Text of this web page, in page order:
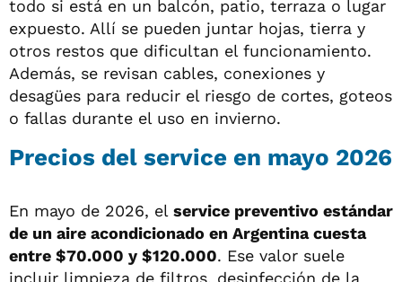
todo si está en un balcón, patio, terraza o lugar
expuesto. Allí se pueden juntar hojas, tierra y
otros restos que dificultan el funcionamiento.
Además, se revisan cables, conexiones y
desagües para reducir el riesgo de cortes, goteos
o fallas durante el uso en invierno.
Precios del service en mayo 2026
En mayo de 2026, el service preventivo estándar
de un aire acondicionado en Argentina cuesta
entre $70.000 y $120.000. Ese valor suele
incluir limpieza de filtros, desinfección de la